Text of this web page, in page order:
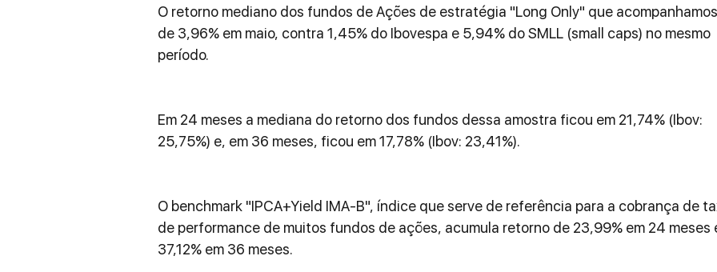
O retorno mediano dos fundos de Ações de estratégia "Long Only" que
de 3,96% em maio, contra 1,45% do Ibovespa e 5,94% do SMLL (small caps) no mesmo
período.
Em 24 meses a mediana do retorno dos fundos dessa amostra ficou em 21,74% (Ibov:
25,75%) e, em 36 meses, ficou em 17,78% (Ibov: 23,41%).
O benchmark "IPCA+Yield IMA-B", índice que serve de referência para a cobrança de
de performance de muitos fundos de ações, acumula retorno de 23,99% em 24 meses
37,12% em 36 meses.